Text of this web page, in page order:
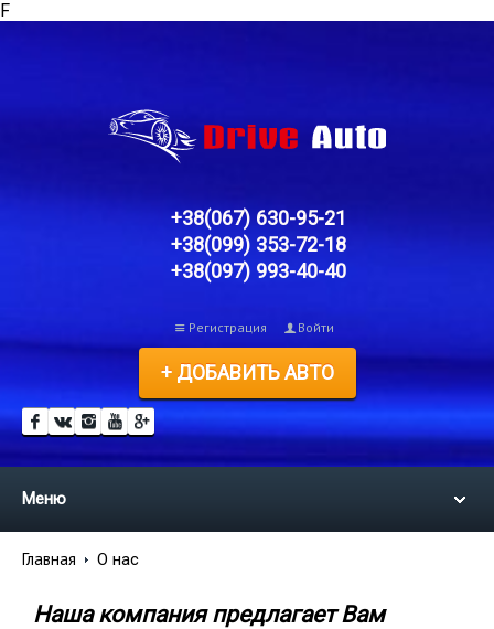
F
+38(067) 630-95-21
+38(099) 353-72-18
+38(097) 993-40-40
Регистрация Войти
+ ДОБАВИТЬ АВТО
Меню
Главная О нас
Наша компания предлагает Вам